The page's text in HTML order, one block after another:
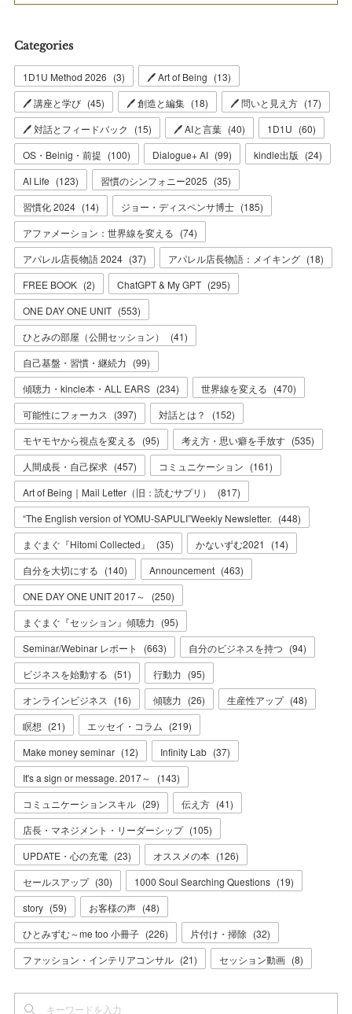
Categories
1D1U Method 2026 (3) 🖊 Art of Being (13)
🖊 講座と学び (45) 🖊 創造と編集 (18) 🖊 問いと見え方 (17)
🖊 対話とフィードバック
(15) 🖊 AIと言葉 (40) 1D1U (60)
OS・Beinig・前提 (100) Dialogue+ AI (99) kindle出版 (24)
AI Life (123) 習慣のシンフォニー2025 (35)
習慣化 2024 (14) ジョー・ディスペンサ博士 (185)
アファメーション：世界線を変える (74)
アパレル店長物語 2024 (37) アパレル店長物語：メイキング (18)
FREE BOOK (2) ChatGPT & My GPT (295)
ONE DAY ONE UNIT (553)
ひとみの部屋（公開セッション）
(41)
自己基盤・習慣・継続力 (99)
傾聴力・kincle本・ALL EARS (234) 世界線を変える (470)
可能性にフォーカス
(397) 対話とは？ (152)
モヤモヤから視点を変える (95) 考え方・思い癖を手放す (535)
人間成長・自己探求 (457) コミュニケーション (161)
Art of Being｜Mail Letter（旧：読むサプリ）
(817)
“The English version of YOMU-SAPULI”Weekly Newsletter. (448)
まぐまぐ『Hitomi Collected』
(35) かないずむ2021 (14)
自分を大切にする (140) Announcement (463)
ONE DAY ONE UNIT 2017～
(250)
まぐまぐ『セッション』傾聴力 (95)
Seminar/Webinar レポート
(663) 自分のビジネスを持つ (94)
ビジネスを始動する (51) 行動力 (95)
オンラインビジネス
(16) 傾聴力 (26) 生産性アップ (48)
瞑想 (21) エッセイ・コラム (219)
Make money seminar (12) Infinity Lab (37)
It's a sign or message. 2017～
(143)
コミュニケーションスキル (29) 伝え方 (41)
店長・マネジメント・リーダーシップ (105)
UPDATE・心の充電 (23) オススメの本 (126)
セールスアップ (30) 1000 Soul Searching Questions (19)
story (59) お客様の声 (48)
ひとみずむ～me too 小冊子 (226) 片付け・掃除 (32)
ファッション・インテリアコンサル (21) セッション動画 (8)